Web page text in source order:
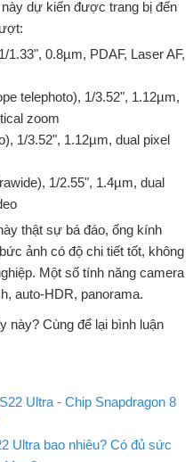
dự kiến được trang bị đến
1.33", 0.8µm, PDAF, Laser AF,
telephoto), 1/3.52", 1.12µm,
zoom
1/3.52", 1.12µm, dual pixel
1/2.55", 1.4µm, dual
thật sự bá đáo, ống kính
ảnh có độ chi tiết tốt, không
Một số tính năng camera
auto-HDR, panorama.
này? Cùng để lại bình luận
Ultra - Chip Snapdragon 8
Ultra bao nhiêu? Có đủ sức